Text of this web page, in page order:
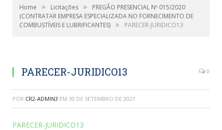
Home » Licitações »
PREGÃO PRESENCIAL Nº 015/2020
(CONTRATAR EMPRESA ESPECIALIZADA NO FORNECIMENTO DE
COMBUSTÍVEIS E LUBRIFICANTES) » PARECER-JURIDICO13
PARECER-JURIDICO13 0
POR CR2-ADMIN3 EM 30 DE SETEMBRO DE 2021
PARECER-JURIDICO13